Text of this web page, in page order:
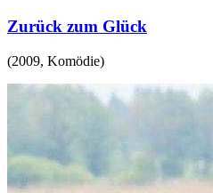
Zurück zum Glück
(2009, Komödie)